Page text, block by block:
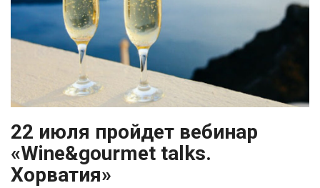
22 июля пройдет вебинар
«Wine&gourmet talks.
Хорватия»